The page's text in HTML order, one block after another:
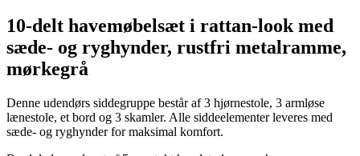
10-delt havemøbelsæt i rattan-look med
sæde- og ryghynder, rustfri metalramme,
mørkegrå
Denne udendørs siddegruppe består af 3 hjørnestole, 3 armløse
lænestole, et bord og 3 skamler. Alle siddeelementer leveres med
sæde- og ryghynder for maksimal komfort.